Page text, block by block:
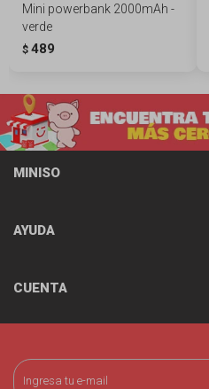
Mini powerbank 2000mAh -
verde
$ 489
MINISO
AYUDA
CUENTA